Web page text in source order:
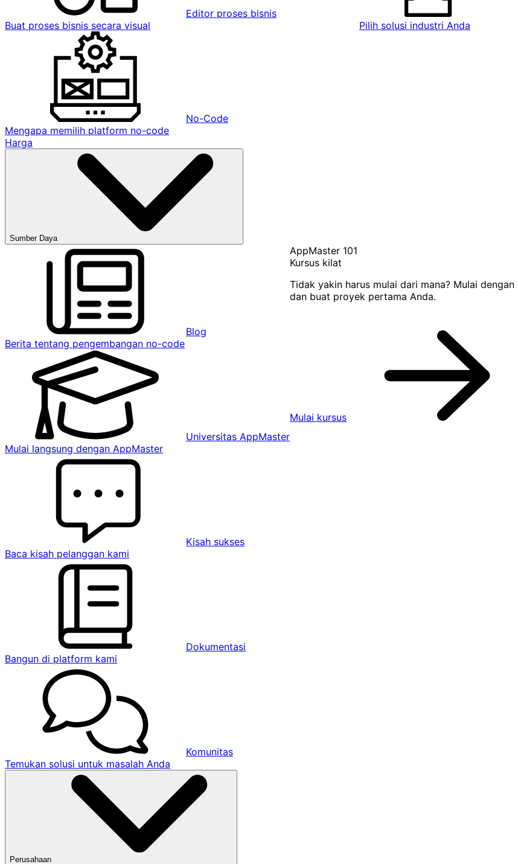
Editor proses bisnis
Buat proses bisnis secara visual
Pilih solusi industri Anda
No-Code
Mengapa memilih platform no-code
Harga
Sumber Daya
Blog
Berita tentang pengembangan no-code
Universitas AppMaster
Mulai langsung dengan AppMaster
Kisah sukses
Baca kisah pelanggan kami
Dokumentasi
Bangun di platform kami
Komunitas
Temukan solusi untuk masalah Anda
AppMaster 101
Kursus kilat
Tidak yakin harus mulai dari mana? Mulai
dan buat proyek pertama Anda.
Mulai kursus
Perusahaan